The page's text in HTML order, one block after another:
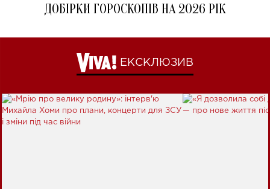
ДОБІРКИ ГОРОСКОПІВ НА 2026 РІК
ЕКСКЛЮЗИВ